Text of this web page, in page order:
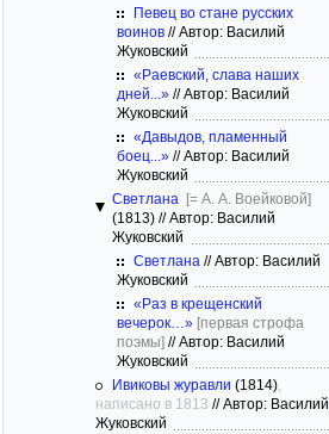
Певец во стане русских
воинов //Автор: Василий
Жуковский
«Раевский, слава наших
дней...» //Автор: Василий
Жуковский
«Давыдов, пламенный
боец...» //Автор: Василий
Жуковский
Светлана [= А. А. Воейковой]
(1813) //Автор: Василий
Жуковский
Светлана //Автор: Василий
Жуковский
«Раз в крещенский
вечерок…» [первая строфа
поэмы] //Автор: Василий
Жуковский
Ивиковы журавли (1814)
написано в 1813 //Автор: Василий
Жуковский